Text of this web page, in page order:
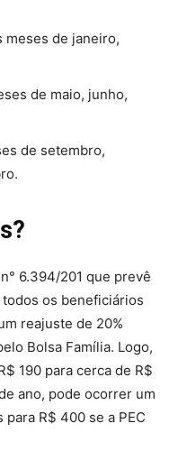
meses de janeiro,
de maio, junho,
de setembro,
6.394/201 que prevê
todos os beneficiários
reajuste de 20%
Bolsa Família. Logo,
190 para cerca de R$
ano, pode ocorrer um
R$ 400 se a PEC